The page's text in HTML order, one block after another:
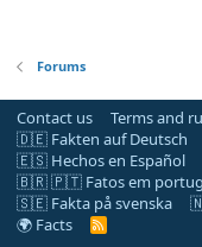
Forums
Contact us Terms and
🇩🇪 Fakten auf Deutsch
🇪🇸 Hechos en Español
🇧🇷 🇵🇹 Fatos em
🇸🇪 Fakta på svenska
🌍 Facts
R